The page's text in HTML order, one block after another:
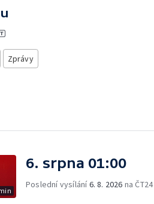
Zprávy
6. srpna 01:00
Poslední vysílání6. 8. 2026 na ČT24